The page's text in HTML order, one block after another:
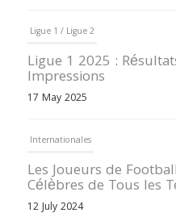
Ligue 1 / Ligue 2
Ligue 1 2025 :
Impressions
17 May 2025
Internationales
Les Joueurs de
Célèbres de Tous les
12 July 2024